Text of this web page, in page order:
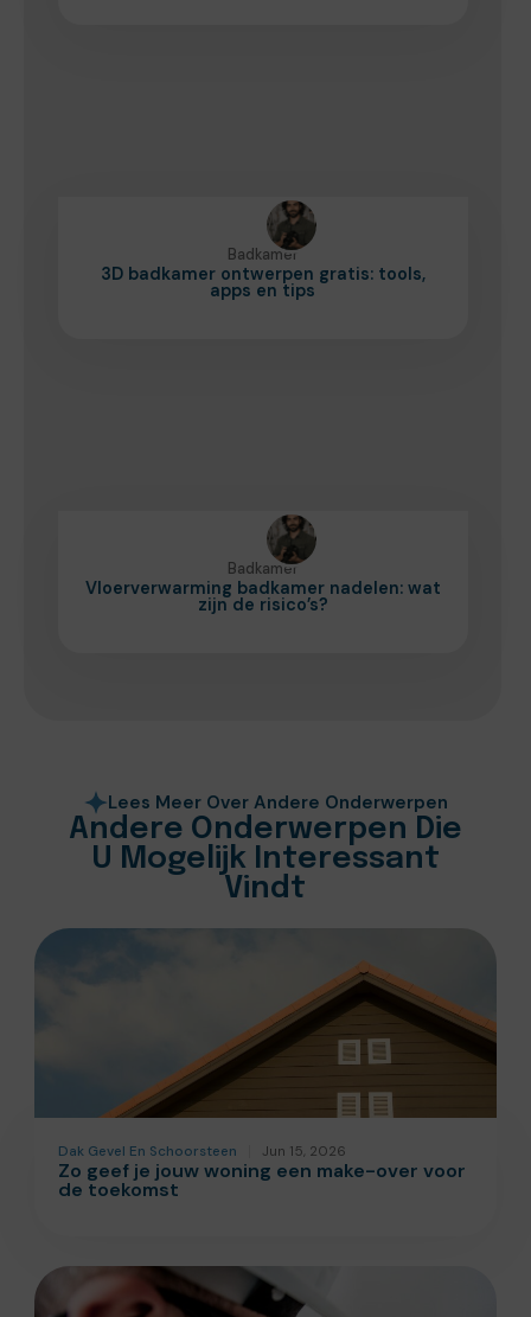
Badkamer
3D badkamer ontwerpen gratis: tools,
apps en tips
Badkamer
Vloerverwarming badkamer nadelen: wat
zijn de risico’s?
Lees Meer Over Andere Onderwerpen
Andere Onderwerpen Die
U Mogelijk Interessant
Vindt
Dak Gevel En Schoorsteen Jun 15, 2026
Zo geef je jouw woning een make-over voor
de toekomst